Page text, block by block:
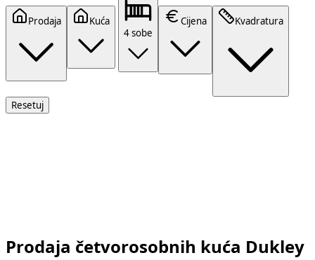
Prodaja
Kuća
4 sobe
Cijena Kvadratura
Resetuj
Prodaja četvorosobnih kuća Dukley